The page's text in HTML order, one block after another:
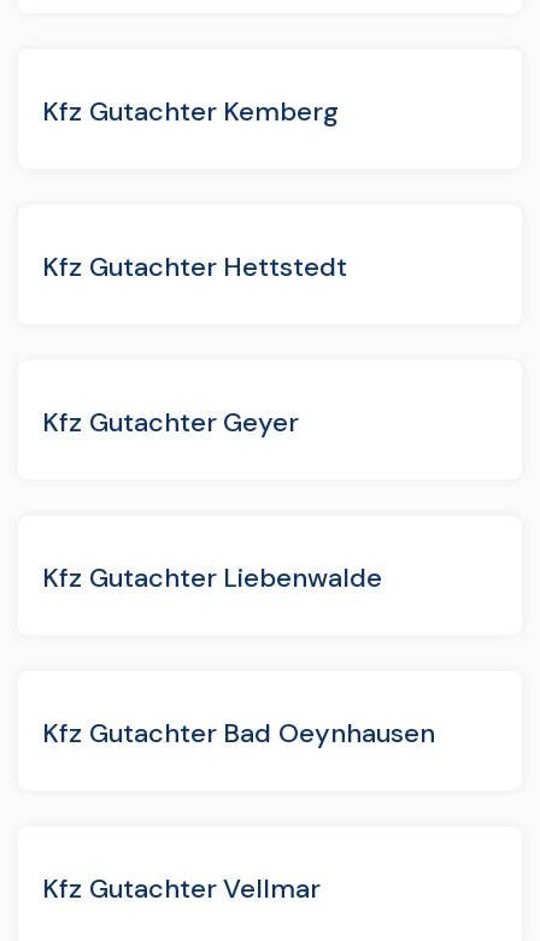
Kfz Gutachter Kemberg
Kfz Gutachter Hettstedt
Kfz Gutachter Geyer
Kfz Gutachter Liebenwalde
Kfz Gutachter Bad Oeynhausen
Kfz Gutachter Vellmar